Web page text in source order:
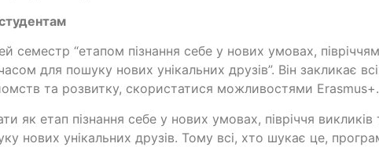
семестр “етапом пізнання себе у нових умовах, півріччям
для пошуку нових унікальних друзів”. Він закликає
та розвитку, скористатися можливостями Erasmus+.
як етап пізнання себе у нових умовах, півріччя викликів
нових унікальних друзів. Тому всі, хто шукає це,